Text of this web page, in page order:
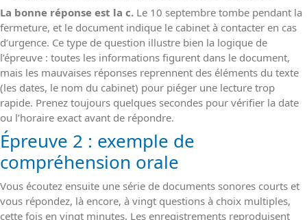
La bonne réponse est la c. Le 10 septembre tombe pendant la
fermeture, et le document indique le cabinet à contacter en cas
d’urgence. Ce type de question illustre bien la logique de
l’épreuve : toutes les informations figurent dans le document,
mais les mauvaises réponses reprennent des éléments du texte
(les dates, le nom du cabinet) pour piéger une lecture trop
rapide. Prenez toujours quelques secondes pour vérifier la date
ou l’horaire exact avant de répondre.
Épreuve 2 : exemple de
compréhension orale
Vous écoutez ensuite une série de documents sonores courts et
vous répondez, là encore, à vingt questions à choix multiples,
cette fois en vingt minutes. Les enregistrements reproduisent